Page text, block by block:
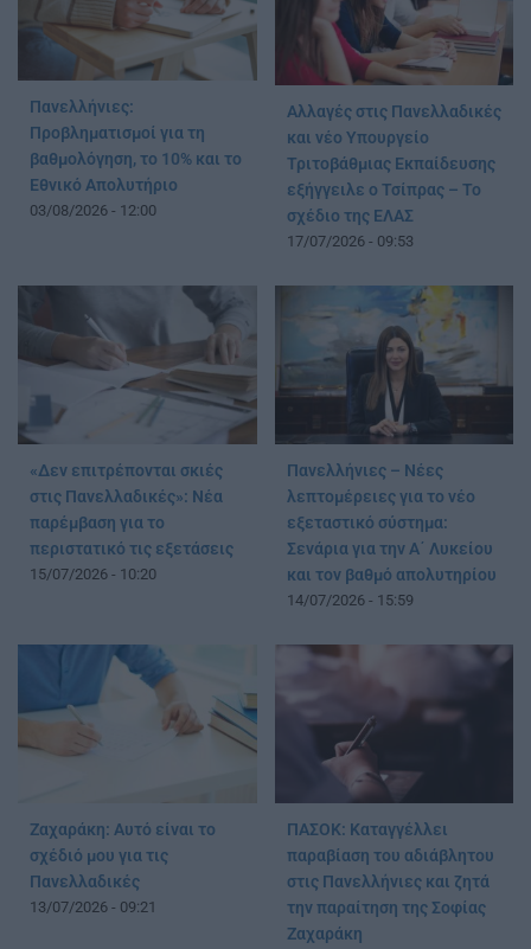
Πανελλήνιες:
Προβληματισμοί για τη
βαθμολόγηση, το 10% και το
Εθνικό Απολυτήριο
03/08/2026 - 12:00
Αλλαγές στις Πανελλαδικές
και νέο Υπουργείο
Τριτοβάθμιας Εκπαίδευσης
εξήγγειλε ο Τσίπρας – Το
σχέδιο της ΕΛΑΣ
17/07/2026 - 09:53
«Δεν επιτρέπονται σκιές
στις Πανελλαδικές»: Νέα
παρέμβαση για το
περιστατικό τις εξετάσεις
15/07/2026 - 10:20
Πανελλήνιες – Νέες
λεπτομέρειες για το νέο
εξεταστικό σύστημα:
Σενάρια για την Α΄ Λυκείου
και τον βαθμό απολυτηρίου
14/07/2026 - 15:59
Ζαχαράκη: Αυτό είναι το
σχέδιό μου για τις
Πανελλαδικές
13/07/2026 - 09:21
ΠΑΣΟΚ: Καταγγέλλει
παραβίαση του αδιάβλητου
στις Πανελλήνιες και ζητά
την παραίτηση της Σοφίας
Ζαχαράκη